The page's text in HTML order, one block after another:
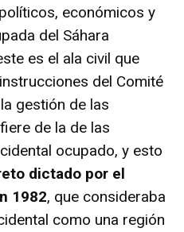
económicos y
del Sáhara
es el ala civil que
del Comité
gestión de las
de la de las
ocupado, y esto
dictado por el
1982, que consideraba
como una región